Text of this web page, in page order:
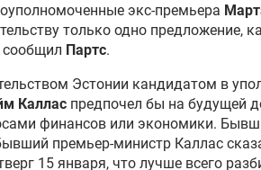
экс-премьера
только одно предложение,
сообщил Партс.
Эстонии кандидатом в
Каллас предпочел бы на будущей
финансов или экономики.
премьер-министр Каллас
15 января, что лучше всего